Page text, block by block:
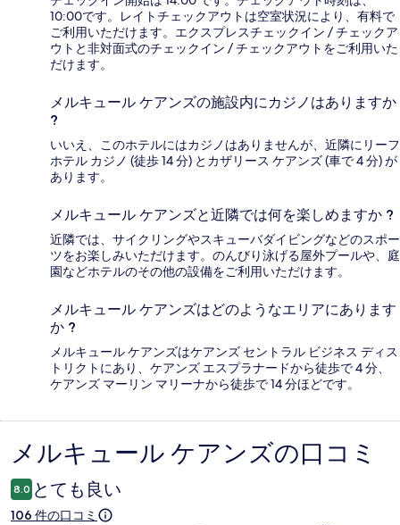
10:00です。レイトチェックアウトは空室状況により、有料で
ご利用いただけます。エクスプレスチェックイン / チェックア
ウトと非対面式のチェックイン / チェックアウトをご利用いた
だけます。
メルキュール ケアンズの施設内にカジノはありますか
?
いいえ、このホテルにはカジノはありませんが、近隣にリーフ
ホテル カジノ (徒歩 14 分) とカザリース ケアンズ (車で 4 分) が
あります。
メルキュール ケアンズと近隣では何を楽しめますか ?
近隣では、サイクリングやスキューバダイビングなどのスポー
ツをお楽しみいただけます。のんびり泳げる屋外プールや、庭
園などホテルのその他の設備をご利用いただけます。
メルキュール ケアンズはどのようなエリアにあります
か ?
メルキュール ケアンズはケアンズ セントラル ビジネス ディス
トリクトにあり、ケアンズ エスプラナードから徒歩で 4 分、
ケアンズ マーリン マリーナから徒歩で 14 分ほどです。
口
コ
ミ
メルキュール ケアンズの口コミ
8.0 とても良い
106 件の口コミ